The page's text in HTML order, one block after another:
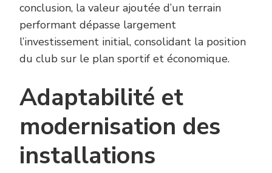
conclusion, la valeur ajoutée d’un terrain
performant dépasse largement
l’investissement initial, consolidant la position
du club sur le plan sportif et économique.
Adaptabilité et
modernisation des
installations